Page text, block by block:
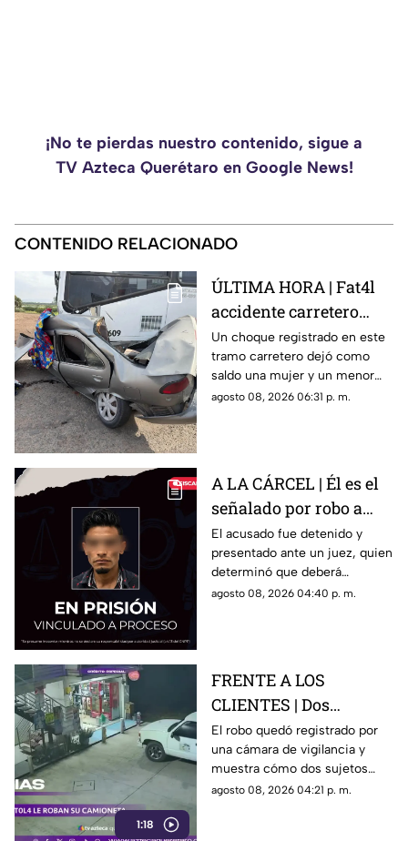
¡No te pierdas nuestro contenido, sigue a
TV Azteca Querétaro en Google News!
CONTENIDO RELACIONADO
ÚLTIMA HORA | Fat4l
accidente carretero
deja una mujer y un
niño mu3rtos en San
Juan del Río
Un choque registrado en este
tramo carretero dejó como
saldo una mujer y un menor
sin vida, además de una
agosto 08, 2026 06:31 p. m.
A LA CÁRCEL | Él es el
señalado por robo a
una casa en Santa Rosa
Jáuregui
El acusado fue detenido y
presentado ante un juez, quien
determinó que deberá
permanecer en prisión
agosto 08, 2026 04:40 p. m.
1:18
FRENTE A LOS
CLIENTES | Dos
hombres enc4ñonan a
conductor y se llevan
su camioneta
El robo quedó registrado por
una cámara de vigilancia y
muestra cómo dos sujetos
obligaron a un conductor y a
agosto 08, 2026 04:21 p. m.